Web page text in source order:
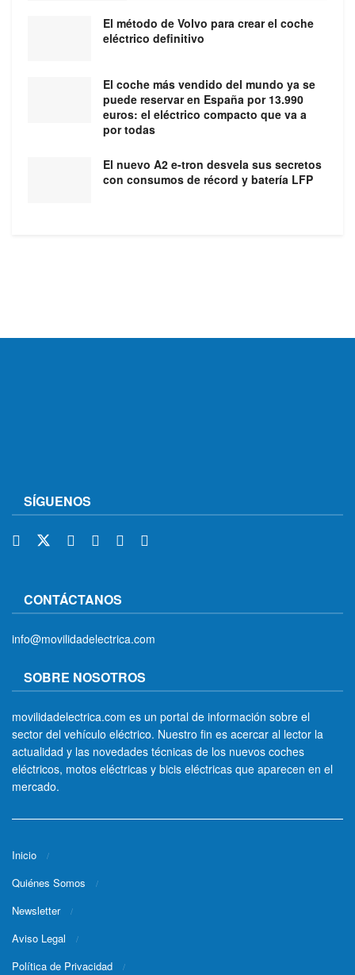
El método de Volvo para crear el coche
eléctrico definitivo
El coche más vendido del mundo ya se
puede reservar en España por 13.990
euros: el eléctrico compacto que va a
por todas
El nuevo A2 e-tron desvela sus secretos
con consumos de récord y batería LFP
SÍGUENOS
CONTÁCTANOS
info@movilidadelectrica.com
SOBRE NOSOTROS
movilidadelectrica.com es un portal de información sobre el
sector del vehículo eléctrico. Nuestro fin es acercar al lector la
actualidad y las novedades técnicas de los nuevos coches
eléctricos, motos eléctricas y bicis eléctricas que aparecen en el
mercado.
Inicio
Quiénes Somos
Newsletter
Aviso Legal
Política de Privacidad